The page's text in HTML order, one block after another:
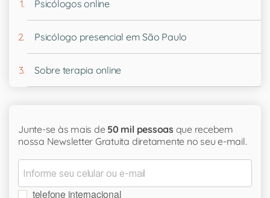
Psicólogos online
Psicólogo presencial em São Paulo
Sobre terapia online
Junte-se às mais de 50 mil pessoas que recebem
nossa Newsletter Gratuita diretamente no seu e-mail.
telefone internacional